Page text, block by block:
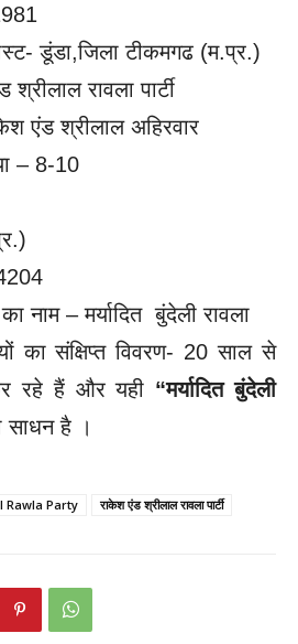
डूंडा,जिला टीकमगढ (म.प्र.)
रावला पार्टी
एंड श्रीलाल अहिरवार
– 8-10
नाम – मर्यादित बुंदेली रावला
का संक्षिप्त विवरण- 20 साल से
रहे हैं और यही “मर्यादित बुंदेली
साधन है ।
Rawla Party राकेश एंड श्रीलाल रावला पार्टी